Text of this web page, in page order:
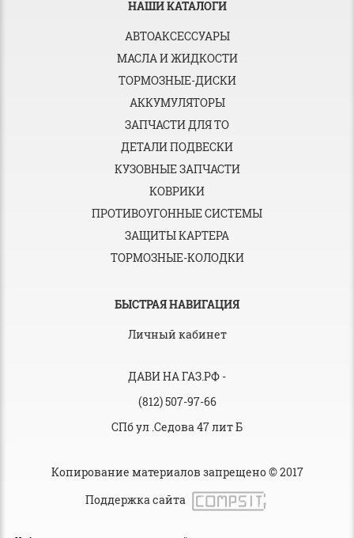
НАШИ КАТАЛОГИ
АВТОАКСЕССУАРЫ
МАСЛА И ЖИДКОСТИ
ТОРМОЗНЫЕ-ДИСКИ
АККУМУЛЯТОРЫ
ЗАПЧАСТИ ДЛЯ ТО
ДЕТАЛИ ПОДВЕСКИ
КУЗОВНЫЕ ЗАПЧАСТИ
КОВРИКИ
ПРОТИВОУГОННЫЕ СИСТЕМЫ
ЗАЩИТЫ КАРТЕРА
ТОРМОЗНЫЕ-КОЛОДКИ
БЫСТРАЯ НАВИГАЦИЯ
Личный кабинет
ДАВИ НА ГАЗ.РФ -
(812) 507-97-66
СПб ул .Седова 47 лит Б
Копирование материалов запрещено © 2017
Поддержка сайта